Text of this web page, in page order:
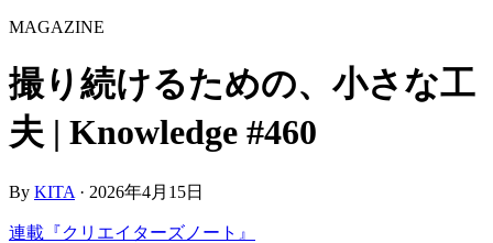
MAGAZINE
撮り続けるための、小さな工
夫 | Knowledge #460
By KITA · 2026年4月15日
連載『クリエイターズノート』